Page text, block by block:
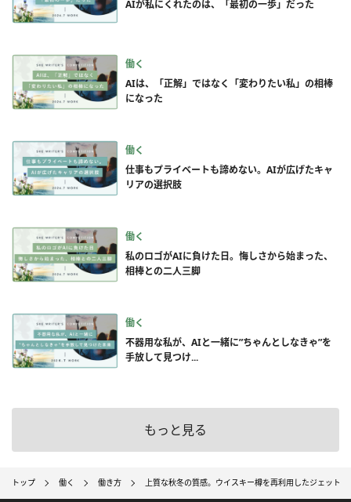
AIが私にくれたのは、「最初の一歩」だった
働く
AIは、「正解」ではなく「変わりたい私」の相棒
になった
働く
仕事もプライベートも諦めない。AIが広げたキャ
リアの選択肢
働く
私のロゴがAIに負けた日。悔しさから始まった、
相棒との二人三脚
働く
不器用な私が、AIと一緒に”ちゃんとしなきゃ”を
手放して見つけ...
もっと見る
トップ 働く 働き方 上質な秋冬の質感。ウイスキー樽を再利用したジェット